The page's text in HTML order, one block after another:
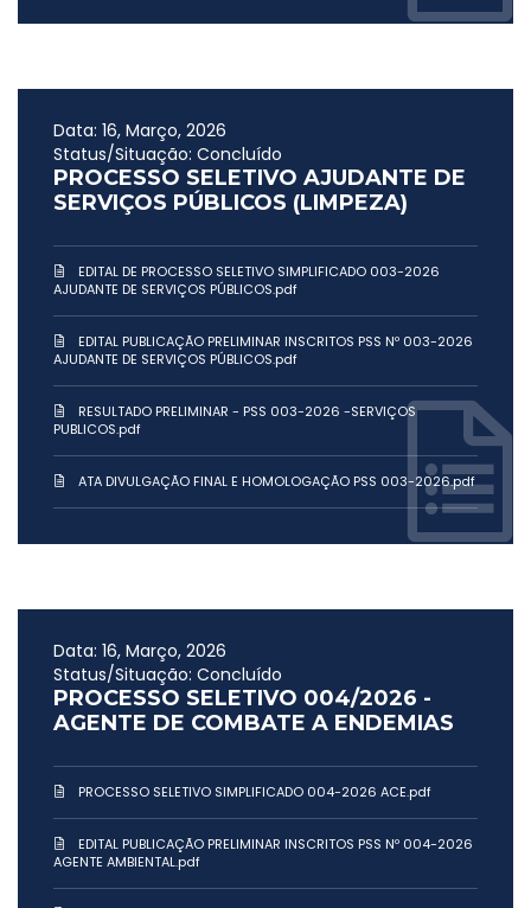
Data: 16, Março, 2026
Status/Situação: Concluído
PROCESSO SELETIVO AJUDANTE DE
SERVIÇOS PÚBLICOS (LIMPEZA)
EDITAL DE PROCESSO SELETIVO SIMPLIFICADO 003-2026
AJUDANTE DE SERVIÇOS PÚBLICOS.pdf
EDITAL PUBLICAÇÃO PRELIMINAR INSCRITOS PSS Nº 003-2026
AJUDANTE DE SERVIÇOS PÚBLICOS.pdf
RESULTADO PRELIMINAR - PSS 003-2026 -SERVIÇOS
PUBLICOS.pdf
ATA DIVULGAÇÃO FINAL E HOMOLOGAÇÃO PSS 003-2026.pdf
Data: 16, Março, 2026
Status/Situação: Concluído
PROCESSO SELETIVO 004/2026 -
AGENTE DE COMBATE A ENDEMIAS
PROCESSO SELETIVO SIMPLIFICADO 004-2026 ACE.pdf
EDITAL PUBLICAÇÃO PRELIMINAR INSCRITOS PSS Nº 004-2026
AGENTE AMBIENTAL.pdf